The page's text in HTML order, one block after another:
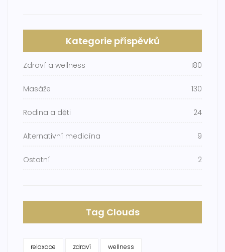
Kategorie příspěvků
Zdraví a wellness 180
Masáže 130
Rodina a děti 24
Alternativní medicína 9
Ostatní 2
Tag Clouds
relaxace zdraví wellness